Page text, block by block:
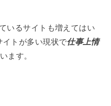
いるサイトも増えてはい
イトが多い現状で仕事上情
ます。